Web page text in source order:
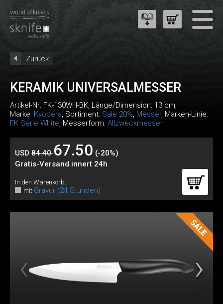
Zurück
KERAMIK UNIVERSALMESSER
Artikel-Nr: FK-130WH-BK, Länge/Dimension: 13 cm,
Marke: Kyocera, Sortiment: Sale 20%, Messer, Marken-Linie:
FK Serie White, Messerform: Allzweckmesser
USD 84.4067.50 (-20%)
Gratis-Versand innert 24h
In den Warenkorb:
mit Gravur (24 Stunden)